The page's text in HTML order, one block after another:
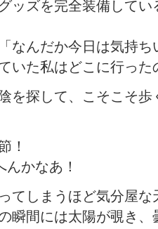
ッズを完全装備してい
なんだか今日は気持ち
いた私はどこに行った
を探して、こそこそ歩
！
んかなあ！
てしまうほど気分屋な
瞬間には太陽が覗き、